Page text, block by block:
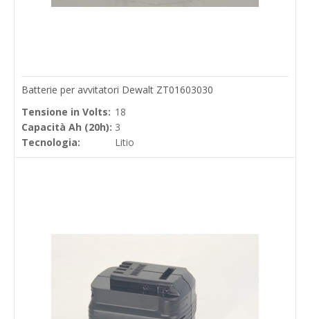
Batterie per avvitatori Dewalt ZT01603030
Tensione in Volts: 18
Capacità Ah (20h): 3
Tecnologia:
Litio